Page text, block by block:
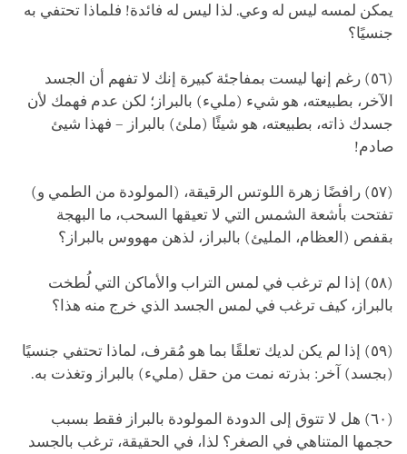
يمكن لمسه ليس له وعي. لذا ليس له فائدة! فلماذا تحتفي به
جنسيًا؟
(٥٦) رغم إنها ليست بمفاجئة كبيرة إنك لا تفهم أن الجسد
الآخر، بطبيعته، هو شيء (مليء) بالبراز؛ لكن عدم فهمك لأن
جسدك ذاته، بطبيعته، هو شيئًا (ملئ) بالبراز – فهذا شيئ
صادم!
(٥٧) رافضًا زهرة اللوتس الرقيقة، (المولودة من الطمي و)
تفتحت بأشعة الشمس التي لا تعيقها السحب، ما البهجة
بقفص (العظام، المليئ) بالبراز، لذهن مهووس بالبراز؟
(٥٨) إذا لم ترغب في لمس التراب والأماكن التي لُطخت
بالبراز، كيف ترغب في لمس الجسد الذي خرج منه هذا؟
(٥٩) إذا لم يكن لديك تعلقًا بما هو مُقرف، لماذا تحتفي جنسيًا
(بجسد) آخر: بذرته نمت من حقل (مليء) بالبراز وتغذت به.
(٦٠) هل لا تتوق إلى الدودة المولودة بالبراز فقط بسبب
حجمها المتناهي في الصغر؟ لذا، في الحقيقة، ترغب بالجسد